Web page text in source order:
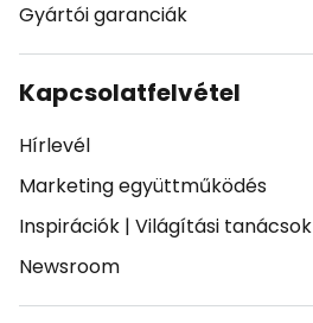
Gyártói garanciák
Kapcsolatfelvétel
Hírlevél
Marketing együttműködés
Inspirációk | Világítási tanácsok
Newsroom